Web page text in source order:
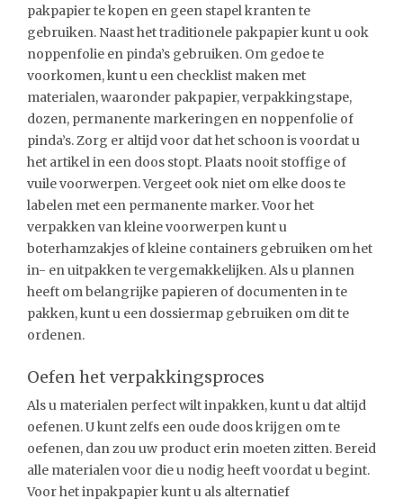
pakpapier te kopen en geen stapel kranten te
gebruiken. Naast het traditionele pakpapier kunt u ook
noppenfolie en pinda’s gebruiken. Om gedoe te
voorkomen, kunt u een checklist maken met
materialen, waaronder pakpapier, verpakkingstape,
dozen, permanente markeringen en noppenfolie of
pinda’s. Zorg er altijd voor dat het schoon is voordat u
het artikel in een doos stopt. Plaats nooit stoffige of
vuile voorwerpen. Vergeet ook niet om elke doos te
labelen met een permanente marker. Voor het
verpakken van kleine voorwerpen kunt u
boterhamzakjes of kleine containers gebruiken om het
in- en uitpakken te vergemakkelijken. Als u plannen
heeft om belangrijke papieren of documenten in te
pakken, kunt u een dossiermap gebruiken om dit te
ordenen.
Oefen het verpakkingsproces
Als u materialen perfect wilt inpakken, kunt u dat altijd
oefenen. U kunt zelfs een oude doos krijgen om te
oefenen, dan zou uw product erin moeten zitten. Bereid
alle materialen voor die u nodig heeft voordat u begint.
Voor het inpakpapier kunt u als alternatief